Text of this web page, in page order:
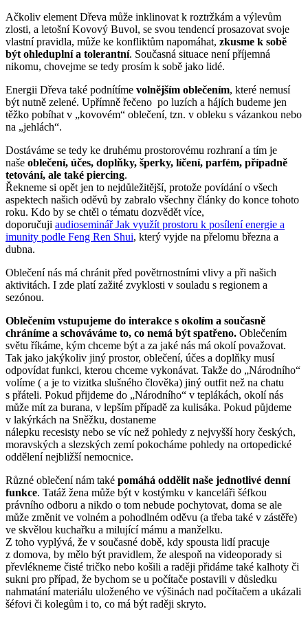
Ačkoliv element Dřeva může inklinovat k roztržkám a výlevům
zlosti, a letošní Kovový Buvol, se svou tendencí prosazovat svoje
vlastní pravidla, může ke konfliktům napomáhat, zkusme k sobě
být ohleduplní a tolerantní. Současná situace není příjemná
nikomu, chovejme se tedy prosím k sobě jako lidé.
Energii Dřeva také podnítíme volnějším oblečením, které nemusí
být nutně zelené. Upřímně řečeno po luzích a hájích budeme jen
těžko pobíhat v „kovovém“ oblečení, tzn. v obleku s vázankou nebo
na „jehlách“.
Dostáváme se tedy ke druhému prostorovému rozhraní a tím je
naše oblečení, účes, doplňky, šperky, líčení, parfém, případně
tetování, ale také piercing.
Řekneme si opět jen to nejdůležitější, protože povídání o všech
aspektech našich oděvů by zabralo všechny články do konce tohoto
roku. Kdo by se chtěl o tématu dozvědět více,
doporučuji audioseminář Jak využít prostoru k posílení energie a
imunity podle Feng Ren Shui, který vyjde na přelomu března a
dubna.
Oblečení nás má chránit před povětrnostními vlivy a při našich
aktivitách. I zde platí zažité zvyklosti v souladu s regionem a
sezónou.
Oblečením vstupujeme do interakce s okolím a současně
chráníme a schováváme to, co nemá být spatřeno. Oblečením
světu říkáme, kým chceme být a za jaké nás má okolí považovat.
Tak jako jakýkoliv jiný prostor, oblečení, účes a doplňky musí
odpovídat funkci, kterou chceme vykonávat. Takže do „Národního“
volíme ( a je to vizitka slušného člověka) jiný outfit než na chatu
s přáteli. Pokud přijdeme do „Národního“ v teplákách, okolí nás
může mít za burana, v lepším případě za kulisáka. Pokud půjdeme
v lakýrkách na Sněžku, dostaneme
nálepku recesisty nebo se víc než pohledy z nejvyšší hory českých,
moravských a slezských zemí pokocháme pohledy na ortopedické
oddělení nejbližší nemocnice.
Různé oblečení nám také pomáhá oddělit naše jednotlivé denní
funkce. Tatáž žena může být v kostýmku v kanceláři šéfkou
právního odboru a nikdo o tom nebude pochytovat, doma se ale
může změnit ve volném a pohodlném oděvu (a třeba také v zástěře)
ve skvělou kuchařku a milující mámu a manželku.
Z toho vyplývá, že v současné době, kdy spousta lidí pracuje
z domova, by mělo být pravidlem, že alespoň na videoporady si
převlékneme čisté tričko nebo košili a raději přidáme také kalhoty či
sukni pro případ, že bychom se u počítače postavili v důsledku
nahmatání materiálu uloženého ve výšinách nad počítačem a ukázali
šéfovi či kolegům i to, co má být raději skryto.